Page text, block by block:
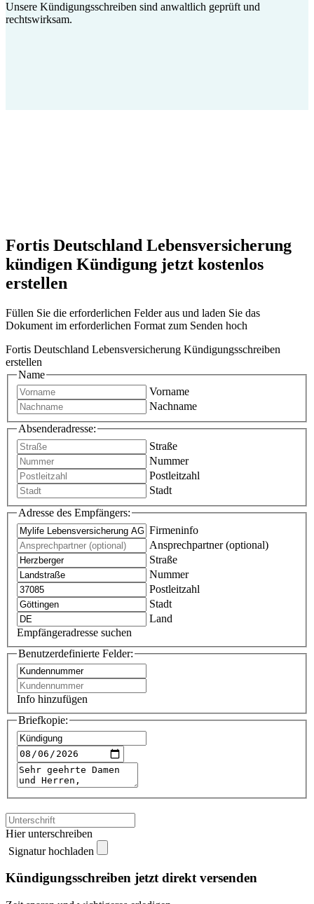
Unsere Kündigungsschreiben sind anwaltlich geprüft und
rechtswirksam.
Fortis Deutschland Lebensversicherung
kündigen Kündigung jetzt kostenlos
erstellen
Füllen Sie die erforderlichen Felder aus und laden Sie das
Dokument im erforderlichen Format zum Senden hoch
Fortis Deutschland Lebensversicherung Kündigungsschreiben
erstellen
Name
Vorname
Nachname
Absenderadresse:
Straße
Nummer
Postleitzahl
Stadt
Adresse des Empfängers:
Firmeninfo
Ansprechpartner (optional)
Straße
Nummer
Postleitzahl
Stadt
Land
Empfängeradresse suchen
Benutzerdefinierte Felder:
Info hinzufügen
Briefkopie:
Hier unterschreiben
Signatur hochladen
Kündigungsschreiben jetzt direkt versenden